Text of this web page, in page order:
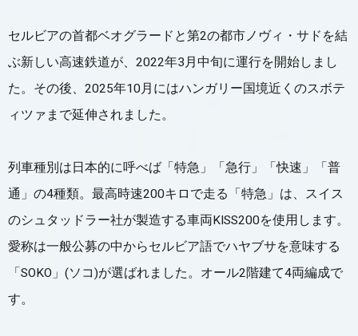
セルビアの首都ベオグラードと第2の都市ノヴィ・サドを結
ぶ新しい高速鉄道が、2022年3月中旬に運行を開始しまし
た。その後、2025年10月にはハンガリー国境近くのスボテ
ィツァまで延伸されました。
列車種別は日本的に呼べば「特急」「急行」「快速」「普
通」の4種類。最高時速200キロで走る「特急」は、スイス
のシュタッドラー社が製造する車両KISS200を使用します。
愛称は一般公募の中からセルビア語でハヤブサを意味する
「SOKO」(ソコ)が選ばれました。オール2階建て4両編成で
す。